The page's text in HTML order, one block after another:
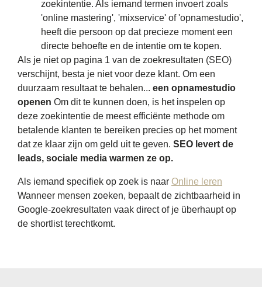
zoekintentie. Als iemand termen invoert zoals
'online mastering', 'mixservice' of 'opnamestudio',
heeft die persoon op dat precieze moment een
directe behoefte en de intentie om te kopen.
Als je niet op pagina 1 van de zoekresultaten (SEO)
verschijnt, besta je niet voor deze klant. Om een ​​
duurzaam resultaat te behalen... een opnamestudio
openen Om dit te kunnen doen, is het inspelen op
deze zoekintentie de meest efficiënte methode om
betalende klanten te bereiken precies op het moment
dat ze klaar zijn om geld uit te geven. SEO levert de
leads, sociale media warmen ze op.
Als iemand specifiek op zoek is naar Online leren
Wanneer mensen zoeken, bepaalt de zichtbaarheid in
Google-zoekresultaten vaak direct of je überhaupt op
de shortlist terechtkomt.